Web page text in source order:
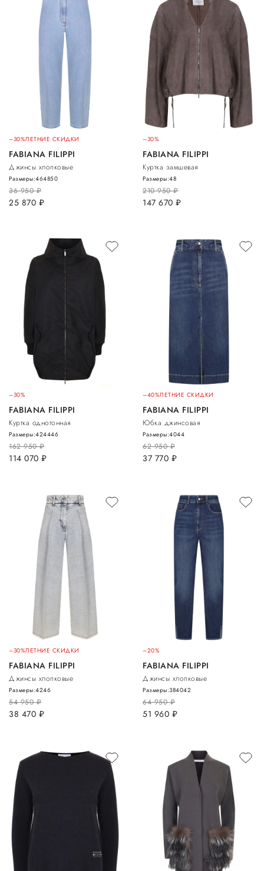
–30%ЛЕТНИЕ СКИДКИ
FABIANA FILIPPI
Джинсы хлопковые
36 950руб.
25 870 руб.
Размеры:464850
–30%
FABIANA FILIPPI
Куртка замшевая
210 950руб.
147 670 руб.
Размеры:48
–30%
FABIANA FILIPPI
Куртка однотонная
162 950руб.
114 070 руб.
Размеры:424446
–40%ЛЕТНИЕ СКИДКИ
FABIANA FILIPPI
Юбка джинсовая
62 950руб.
37 770 руб.
Размеры:4044
–30%ЛЕТНИЕ СКИДКИ
FABIANA FILIPPI
Джинсы хлопковые
54 950руб.
38 470 руб.
Размеры:4246
–20%
FABIANA FILIPPI
Джинсы хлопковые
64 950руб.
51 960 руб.
Размеры:384042